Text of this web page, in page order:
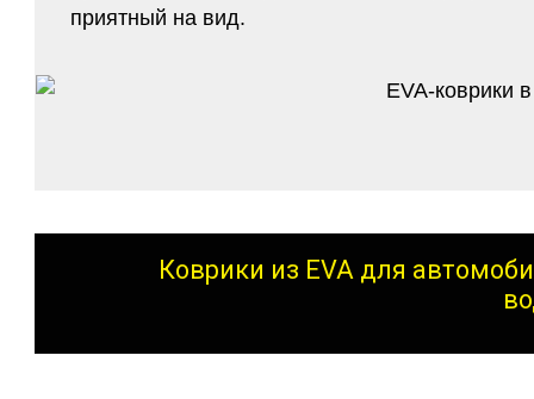
приятный на вид.
Коврики из EVA для